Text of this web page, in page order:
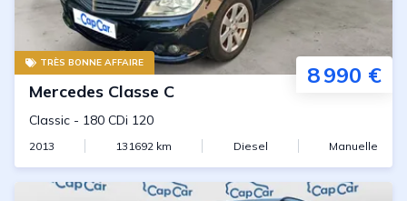
TRÈS BONNE AFFAIRE 8 990 €
Mercedes Classe C
Classic - 180 CDi 120
2013 131692 km Diesel Manuelle